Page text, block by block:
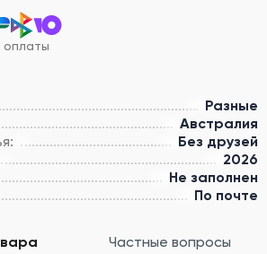
Разные
Австралия
Без друзей
2026
Не заполнен
По почте
Частные вопросы